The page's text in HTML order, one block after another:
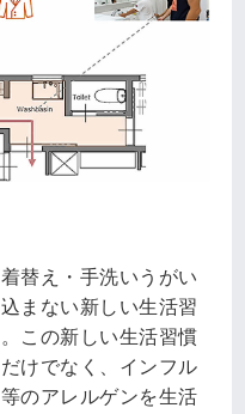
替え・手洗いうがい
まない新しい生活習
この新しい生活習慣
けでなく、インフル
のアレルゲンを生活